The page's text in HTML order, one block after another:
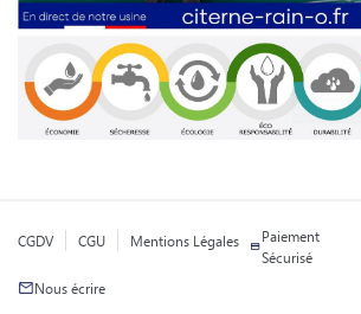
CGDV CGU Mentions Légales
Paiement
Sécurisé
Nous écrire